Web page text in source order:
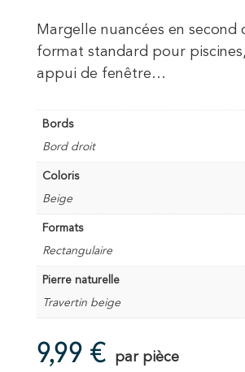
Margelle nuancées en second
format standard pour
appui de fenêtre…
Bords
Bord droit
Coloris
Beige
Formats
Rectangulaire
Pierre naturelle
Travertin beige
9,99 € par pièce